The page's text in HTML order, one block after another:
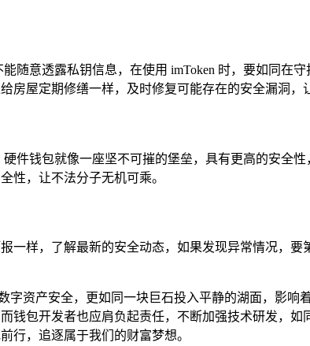
随意透露私钥信息，在使用 imToken 时，要如同在
屋定期修缮一样，及时修复可能存在的安全漏洞，
件钱包就像一座坚不可摧的堡垒，具有更高的安全
性，让不法分子无机可乘。
一样，了解最新的安全动态，如果发现异常情况，
字资产安全，更如同一块巨石投入平静的湖面，影
钱包开发者也应肩负起责任，不断加强技术研发，
行，追逐属于我们的财富梦想。